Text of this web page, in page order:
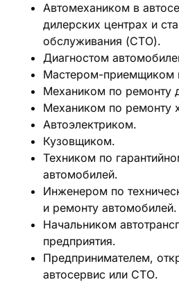
Автомехаником в
дилерских центрах и
обслуживания (СТО).
Диагностом
Мастером-приемщиком
Механиком по ремонту
Механиком по ремонту
Автоэлектриком.
Кузовщиком.
Техником по
автомобилей.
Инженером по
и ремонту автомобилей.
Начальником
предприятия.
Предпринимателем,
автосервис или СТО.